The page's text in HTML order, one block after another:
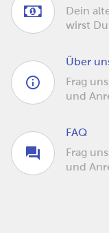
Dein
wirst Du
Über
Frag
und
FAQ
Frag
und